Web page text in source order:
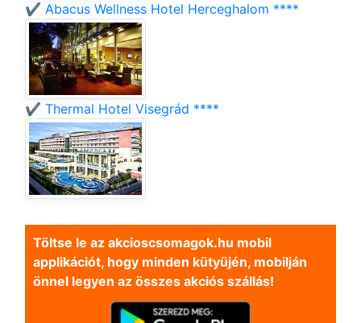
✔️ Abacus Wellness Hotel Herceghalom ****
✔️ Thermal Hotel Visegrád ****
Töltse le az akcioscsomagok.hu mobil
applikációt, hogy minden kütyüjén, mobilján
önnel legyen az összes akciós szállás!